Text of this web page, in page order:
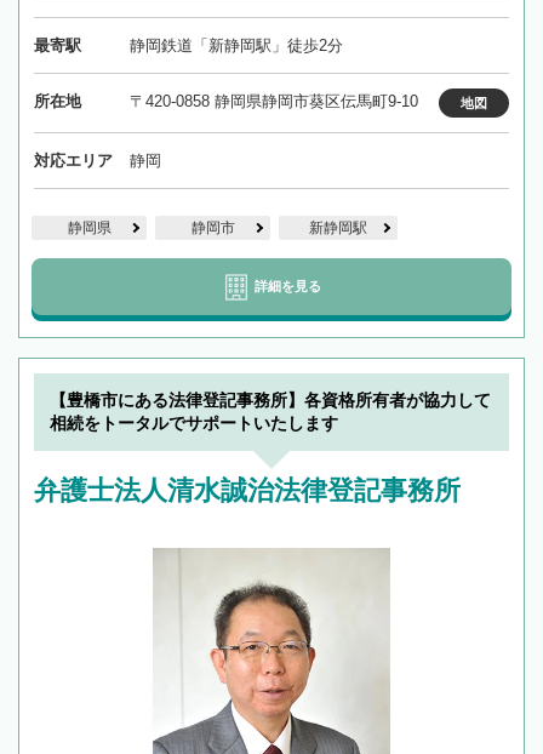
最寄駅 静岡鉄道「新静岡駅」徒歩2分
所在地 〒420-0858 静岡県静岡市葵区伝馬町9-10 地図
対応エリア 静岡
静岡県 静岡市 新静岡駅
詳細を見る
【豊橋市にある法律登記事務所】各資格所有者が協力して
相続をトータルでサポートいたします
弁護士法人清水誠治法律登記事務所